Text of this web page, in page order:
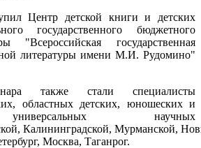
Центр детской книги и детских
государственного бюджетного
"Всероссийская государственная
литературы имени М.И. Рудомино"
также стали специалисты
областных детских, юношеских и
научных
Калининградской, Мурманской,
Москва, Таганрог.